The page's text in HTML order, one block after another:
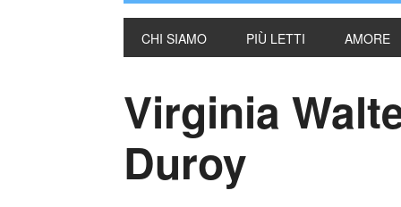
CHI SIAMO PIÙ LETTI AMORE
Virginia
Duroy